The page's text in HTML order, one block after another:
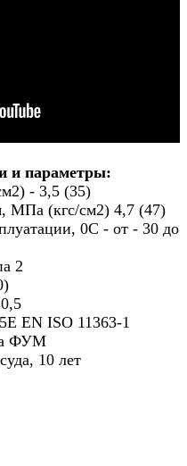
и параметры:
- 3,5 (35)
МПа (кгс/см2) 4,7 (47)
0С - от - 30 до
2
EN ISO 11363-1
ФУМ
10 лет